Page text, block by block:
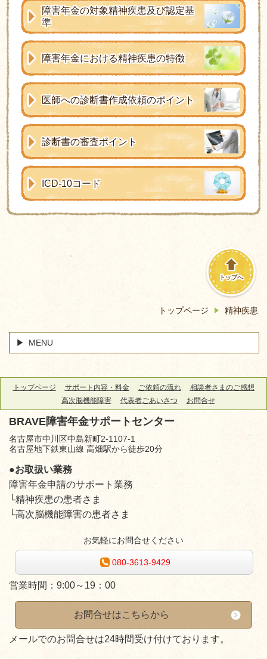
障害年金の対象精神疾患及び認定基
準
障害年金における精神疾患の特徴
医師への診断書作成依頼のポイント
診断書の審査ポイント
ICD-10コード
トップへ
トップページ 精神疾患
MENU
トップページ サポート内容・料金 ご依頼の流れ
相談者さまのご感想
高次脳機能障害
代表者ごあいさつ お問合せ
BRAVE障害年金サポートセンター
名古屋市中川区中島新町2-1107-1
名古屋地下鉄東山線 高畑駅から徒歩20分
●お取扱い業務
障害年金申請のサポート業務
└精神疾患の患者さま
└高次脳機能障害の患者さま
お気軽にお問合せください
080-3613-9429
営業時間： 9:00～19：00
お問合せはこちらから
メールでのお問合せは24時間受け付けております。